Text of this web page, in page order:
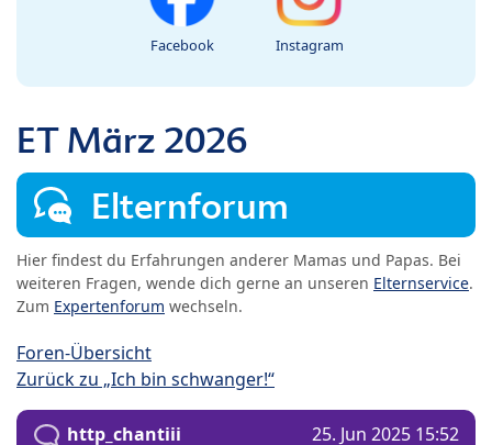
Facebook Instagram
ET März 2026
Elternforum
Hier findest du Erfahrungen anderer Mamas und Papas. Bei
weiteren Fragen, wende dich gerne an unseren Elternservice.
Zum Expertenforum wechseln.
Foren-Übersicht
Zurück zu „Ich bin schwanger!“
http_chantiii 25. Jun 2025 15:52